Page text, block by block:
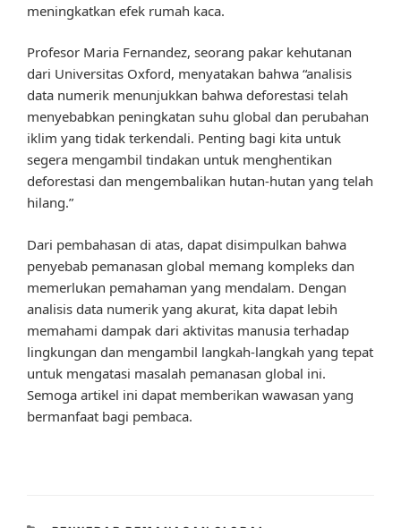
meningkatkan efek rumah kaca.
Profesor Maria Fernandez, seorang pakar kehutanan
dari Universitas Oxford, menyatakan bahwa “analisis
data numerik menunjukkan bahwa deforestasi telah
menyebabkan peningkatan suhu global dan perubahan
iklim yang tidak terkendali. Penting bagi kita untuk
segera mengambil tindakan untuk menghentikan
deforestasi dan mengembalikan hutan-hutan yang telah
hilang.”
Dari pembahasan di atas, dapat disimpulkan bahwa
penyebab pemanasan global memang kompleks dan
memerlukan pemahaman yang mendalam. Dengan
analisis data numerik yang akurat, kita dapat lebih
memahami dampak dari aktivitas manusia terhadap
lingkungan dan mengambil langkah-langkah yang tepat
untuk mengatasi masalah pemanasan global ini.
Semoga artikel ini dapat memberikan wawasan yang
bermanfaat bagi pembaca.